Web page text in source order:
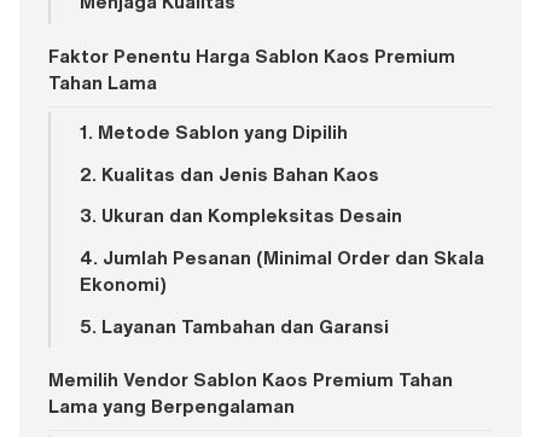
Faktor Penentu Harga Sablon Kaos Premium
Tahan Lama
1. Metode Sablon yang Dipilih
2. Kualitas dan Jenis Bahan Kaos
3. Ukuran dan Kompleksitas Desain
4. Jumlah Pesanan (Minimal Order dan Skala
Ekonomi)
5. Layanan Tambahan dan Garansi
Memilih Vendor Sablon Kaos Premium Tahan
Lama yang Berpengalaman